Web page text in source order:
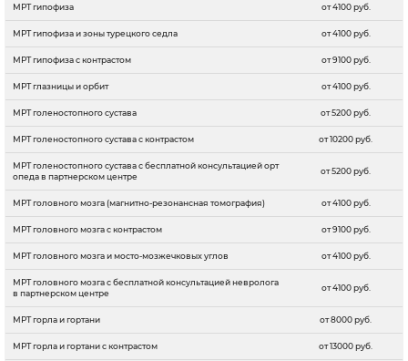
МРТ гипофиза от 4100 руб.
МРТ гипофиза и зоны турецкого седла от 4100 руб.
МРТ гипофиза с контрастом от 9100 руб.
МРТ глазницы и орбит от 4100 руб.
МРТ голеностопного сустава от 5200 руб.
МРТ голеностопного сустава с контрастом от 10200 руб.
МРТ голеностопного сустава с бесплатной консультацией орт
опеда в партнерском центре
от 5200 руб.
МРТ головного мозга (магнитно-резонансная томография) от 4100 руб.
МРТ головного мозга c контрастом от 9100 руб.
МРТ головного мозга и мосто-мозжечковых углов от 4100 руб.
МРТ головного мозга с бесплатной консультацией невролога
в партнерском центре
от 4100 руб.
МРТ горла и гортани от 8000 руб.
МРТ горла и гортани с контрастом от 13000 руб.